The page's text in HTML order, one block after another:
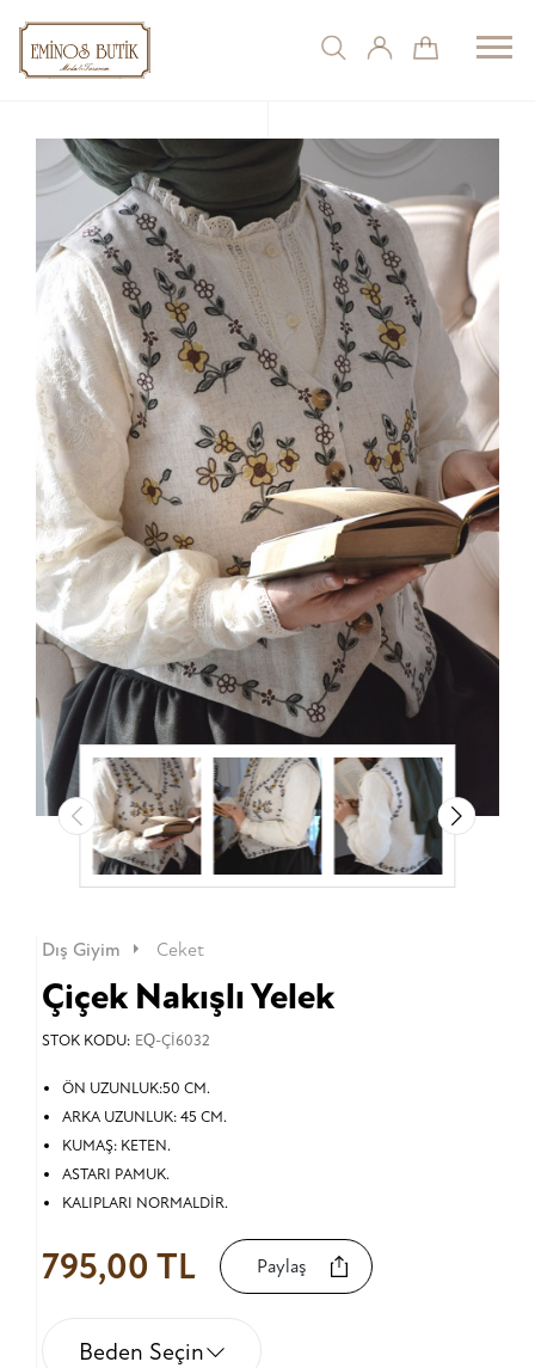
Dış Giyim Ceket
Çiçek Nakışlı Yelek
STOK KODU: EQ-Çİ6032
ÖN UZUNLUK:50 CM.
ARKA UZUNLUK: 45 CM.
KUMAŞ: KETEN.
ASTARI PAMUK.
KALIPLARI NORMALDİR.
795,00 TL Paylaş
Beden Seçin